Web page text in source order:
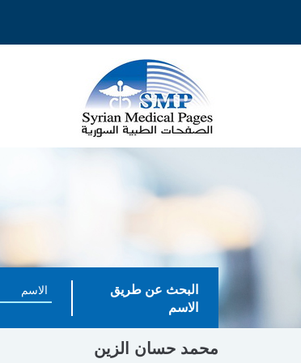
البحث عن طريق
الاسم
محمد حسان الزين